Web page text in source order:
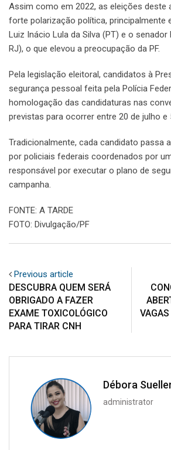
Assim como em 2022, as eleições deste
forte polarização política, principalmente
Luiz Inácio Lula da Silva (PT) e o
RJ), o que elevou a preocupação da PF.
Pela legislação eleitoral, candidatos à
segurança pessoal feita pela Polícia
homologação das candidaturas nas
previstas para ocorrer entre 20 de julho e
Tradicionalmente, cada candidato passa
por policiais federais coordenados por
responsável por executar o plano de
campanha.
FONTE: A TARDE
FOTO: Divulgação/PF
Previous article
DESCUBRA QUEM SERÁ
OBRIGADO A FAZER
EXAME TOXICOLÓGICO
PARA TIRAR CNH
Débora
administrator